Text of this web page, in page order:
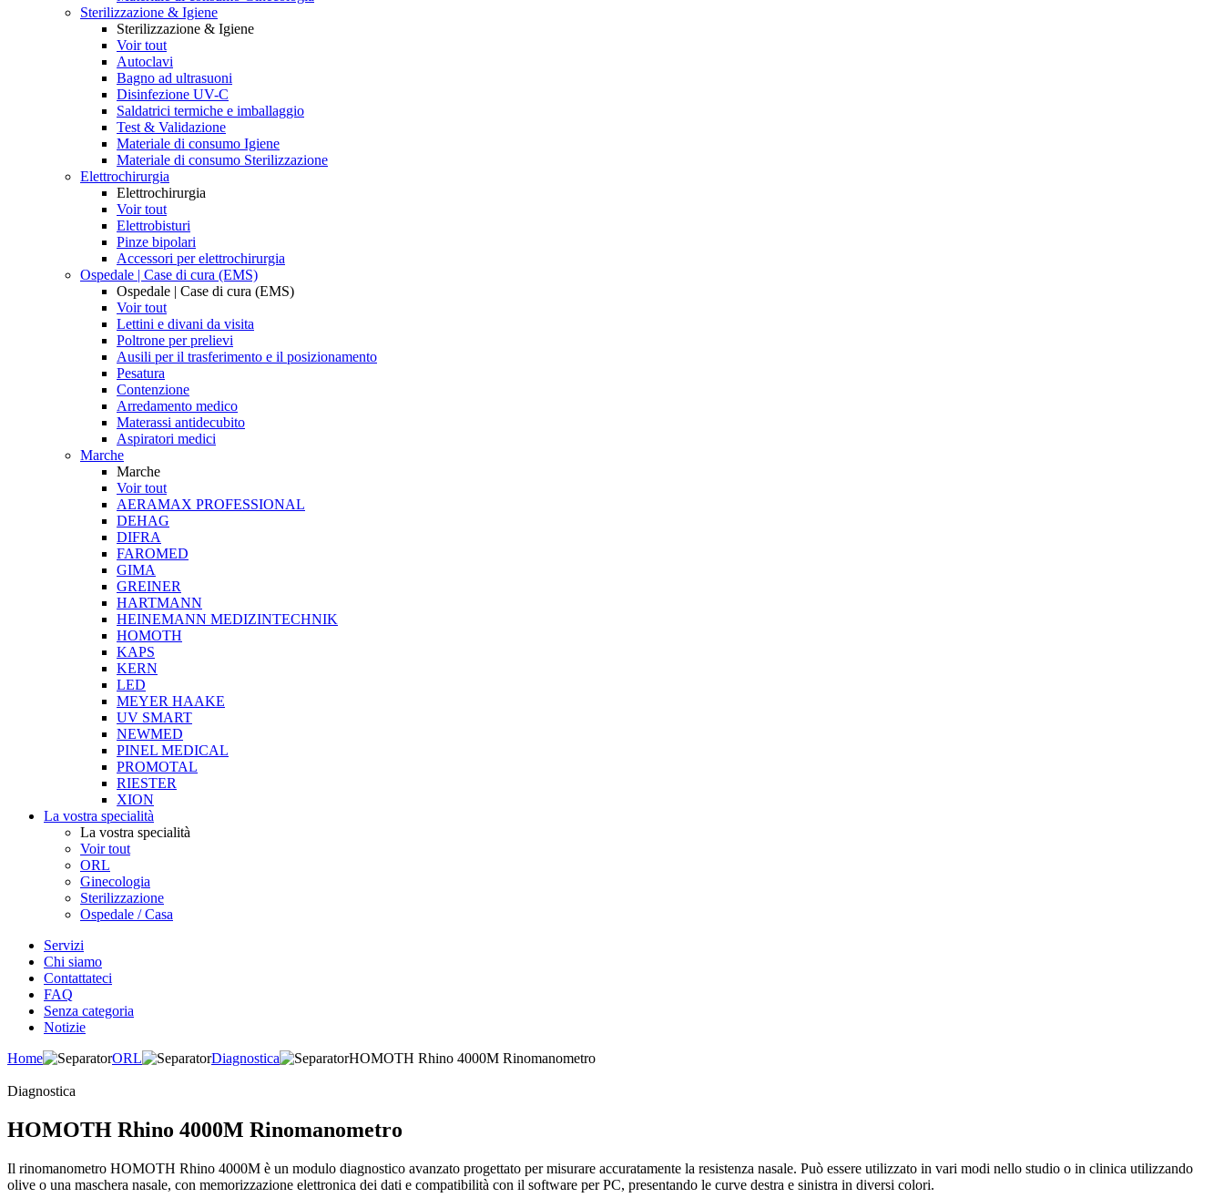
Sterilizzazione & Igiene
Sterilizzazione & Igiene
Voir tout
Autoclavi
Bagno ad ultrasuoni
Disinfezione UV-C
Saldatrici termiche e imballaggio
Test & Validazione
Materiale di consumo Igiene
Materiale di consumo Sterilizzazione
Elettrochirurgia
Elettrochirurgia
Voir tout
Elettrobisturi
Pinze bipolari
Accessori per elettrochirurgia
Ospedale | Case di cura (EMS)
Ospedale | Case di cura (EMS)
Voir tout
Lettini e divani da visita
Poltrone per prelievi
Ausili per il trasferimento e il posizionamento
Pesatura
Contenzione
Arredamento medico
Materassi antidecubito
Aspiratori medici
Marche
Marche
Voir tout
AERAMAX PROFESSIONAL
DEHAG
DIFRA
FAROMED
GIMA
GREINER
HARTMANN
HEINEMANN MEDIZINTECHNIK
HOMOTH
KAPS
KERN
LED
MEYER HAAKE
UV SMART
NEWMED
PINEL MEDICAL
PROMOTAL
RIESTER
XION
La vostra specialità
La vostra specialità
Voir tout
ORL
Ginecologia
Sterilizzazione
Ospedale / Casa
Servizi
Chi siamo
Contattateci
FAQ
Senza categoria
Notizie
Home
ORL Diagnostica HOMOTH Rhino 4000M Rinomanometro
Diagnostica
HOMOTH Rhino 4000M Rinomanometro
Il rinomanometro HOMOTH Rhino 4000M è un modulo diagnostico avanzato progettato per misurare accuratamente la resistenza nasale. Può essere utilizzato in vari modi nello studio o in clinica utilizzando
olive o una maschera nasale, con memorizzazione elettronica dei dati e compatibilità con il software per PC, presentando le curve destra e sinistra in diversi colori.